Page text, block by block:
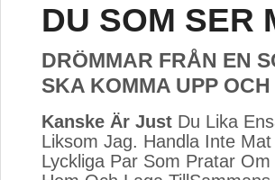
DU SOM SER
DRÖMMAR FRÅN EN
SKA KOMMA UPP
Kanske Är Just Du Lika
Liksom Jag. Handla Inte
Lyckliga Par Som Pratar